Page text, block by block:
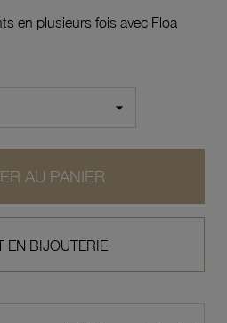
en plusieurs fois avec Floa
AU PANIER
EN BIJOUTERIE